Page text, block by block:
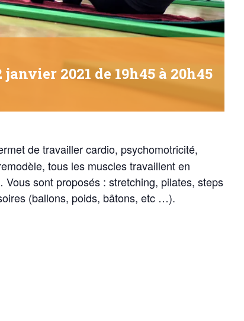
janvier 2021 de 19h45 à 20h45
de travailler cardio, psychomotricité,
tous les muscles travaillent en
sont proposés : stretching, pilates, steps
(ballons, poids, bâtons, etc …).